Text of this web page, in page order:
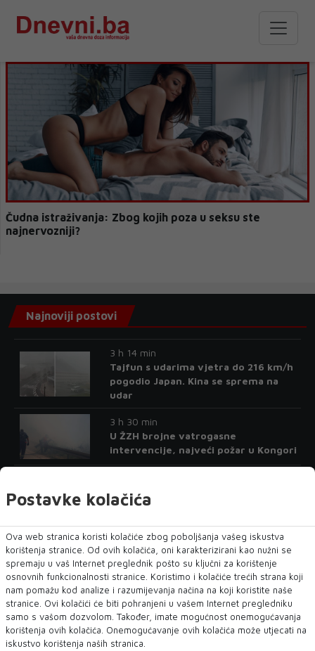
Čudna istraživanja: Zbog kojih poza u seksu ste
najnervozniji?
Postavke kolačića
Ova web stranica koristi kolačiće zbog poboljšanja vašeg iskustva
korištenja stranice. Od ovih kolačića, oni karakterizirani kao nužni se
spremaju u vaš Internet preglednik pošto su ključni za korištenje
osnovnih funkcionalnosti stranice. Koristimo i kolačiće trećih strana koji
nam pomažu kod analize i razumijevanja načina na koji koristite naše
stranice. Ovi kolačići će biti pohranjeni u vašem Internet pregledniku
samo s vašom dozvolom. Također, imate mogućnost onemogućavanja
korištenja ovih kolačića. Onemogućavanje ovih kolačića može utjecati na
iskustvo korištenja naših stranica.
Najnoviji postovi
3 h 14 min
Tajfun s udarima vjetra do 216 km/h
pogodio Japan. Kina se sprema na
udar
3 h 30 min
U ŽZH brojne vatrogasne
intervencije, najveći požar u Kongori
Zvijezde im donose promjenu - dva
znaka koja bi mogla otputovati na
3 h 56 min
Velika Britanija će zabraniti
društvene mreže djeci: Počinje
globalni rat protiv algoritama!
4 h 1 min
Infantino-va najopasnija ideja dosad:
Projekt koji je trebao promijeniti